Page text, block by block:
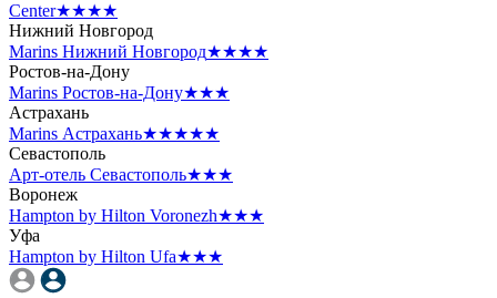
Center★★★★
Нижний Новгород
Marins Нижний Новгород★★★★
Ростов-на-Дону
Marins Ростов-на-Дону★★★
Астрахань
Marins Астрахань★★★★★
Севастополь
Арт-отель Севастополь★★★
Воронеж
Hampton by Hilton Voronezh★★★
Уфа
Hampton by Hilton Ufa★★★